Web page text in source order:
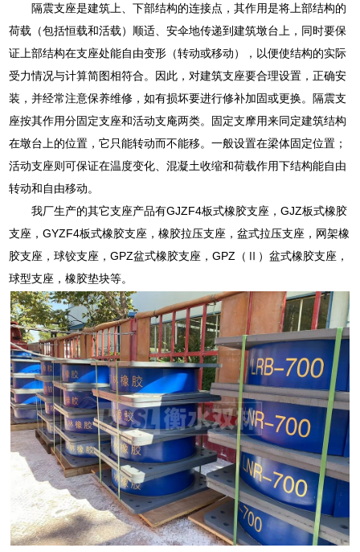
隔震支座是建筑上、下部结构的连接点，其作用是将上部结构的
荷载（包括恒载和活载）顺适、安伞地传递到建筑墩台上，同时要保
证上部结构在支座处能自由变形（转动或移动），以便使结构的实际
受力情况与计算简图相符合。因此，对建筑支座要合理设置，正确安
装，并经常注意保养维修，如有损坏要进行修补加固或更换。隔震支
座按其作用分固定支座和活动支庵两类。固定支摩用来同定建筑结构
在墩台上的位置，它只能转动而不能移。一般设置在梁体固定位置；
活动支座则可保证在温度变化、混凝土收缩和荷载作用下结构能自由
转动和自由移动。
我厂生产的其它支座产品有GJZF4板式橡胶支座，GJZ板式橡胶
支座，GYZF4板式橡胶支座，橡胶拉压支座，盆式拉压支座，网架橡
胶支座，球铰支座，GPZ盆式橡胶支座，GPZ（Ⅱ）盆式橡胶支座，
球型支座，橡胶垫块等。